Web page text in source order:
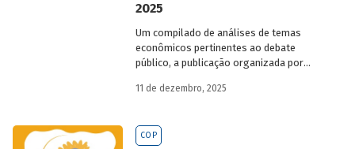
2025
Um compilado de análises de temas
econômicos pertinentes ao debate
público, a publicação organizada por
Souza, economistas do BNDES, reúne 25
BNDES
11 de dezembro, 2025
COP